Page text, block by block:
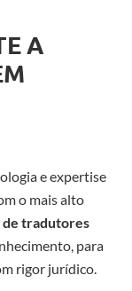
A
e expertise
o mais alto
de tradutores
para
rigor jurídico.